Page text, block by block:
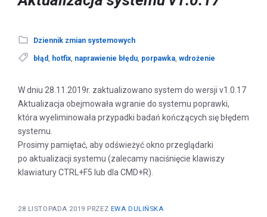
Dziennik zmian systemowych
błąd, hotfix, naprawienie błędu, porpawka, wdrożenie
W dniu 28.11.2019r. zaktualizowano system do wersji v1.0.17
Aktualizacja obejmowała wgranie do systemu poprawki,
która wyeliminowała przypadki badań kończących się błędem
systemu.
Prosimy pamiętać, aby odświeżyć okno przeglądarki
po aktualizacji systemu (zalecamy naciśnięcie klawiszy
klawiatury CTRL+F5 lub dla CMD+R).
28 LISTOPADA 2019 PRZEZ EWA DULIŃSKA